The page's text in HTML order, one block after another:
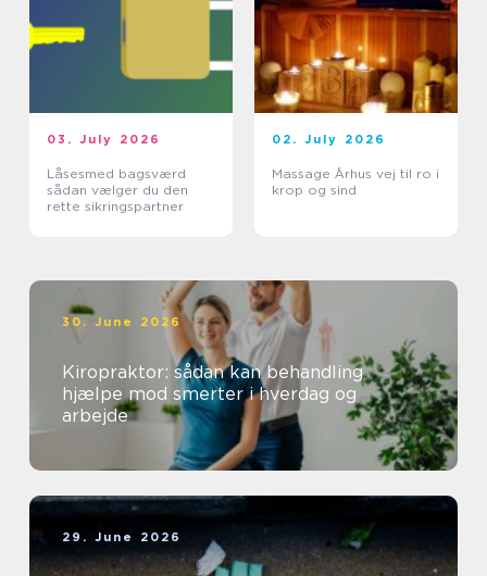
03. July 2026
Låsesmed bagsværd
sådan vælger du den
rette sikringspartner
02. July 2026
Massage Århus vej til ro i
krop og sind
30. June 2026
Kiropraktor: sådan kan behandling
hjælpe mod smerter i hverdag og
arbejde
29. June 2026